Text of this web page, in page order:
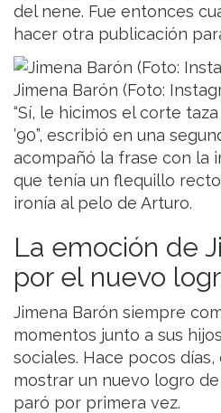
del nene. Fue entonces
hacer otra publicación
Jimena Barón (Foto:
“Sí, le hicimos el corte
’90”, escribió en una
acompañó la frase con la
que tenía un flequillo
ironía al pelo de Arturo.
La emoción de
por el nuevo
Jimena Barón siempre
momentos junto a sus
sociales. Hace pocos
mostrar un nuevo logro
paró por primera vez.